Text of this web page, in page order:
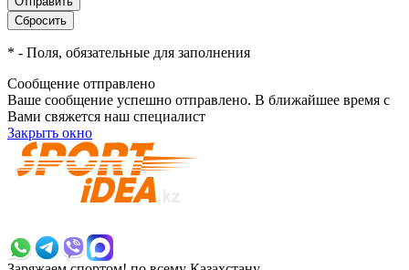
* - Поля, обязательные для заполнения
Сообщение отправлено
Ваше сообщение успешно отправлено. В ближайшее время с
Вами свяжется наш специалист
Закрыть окно